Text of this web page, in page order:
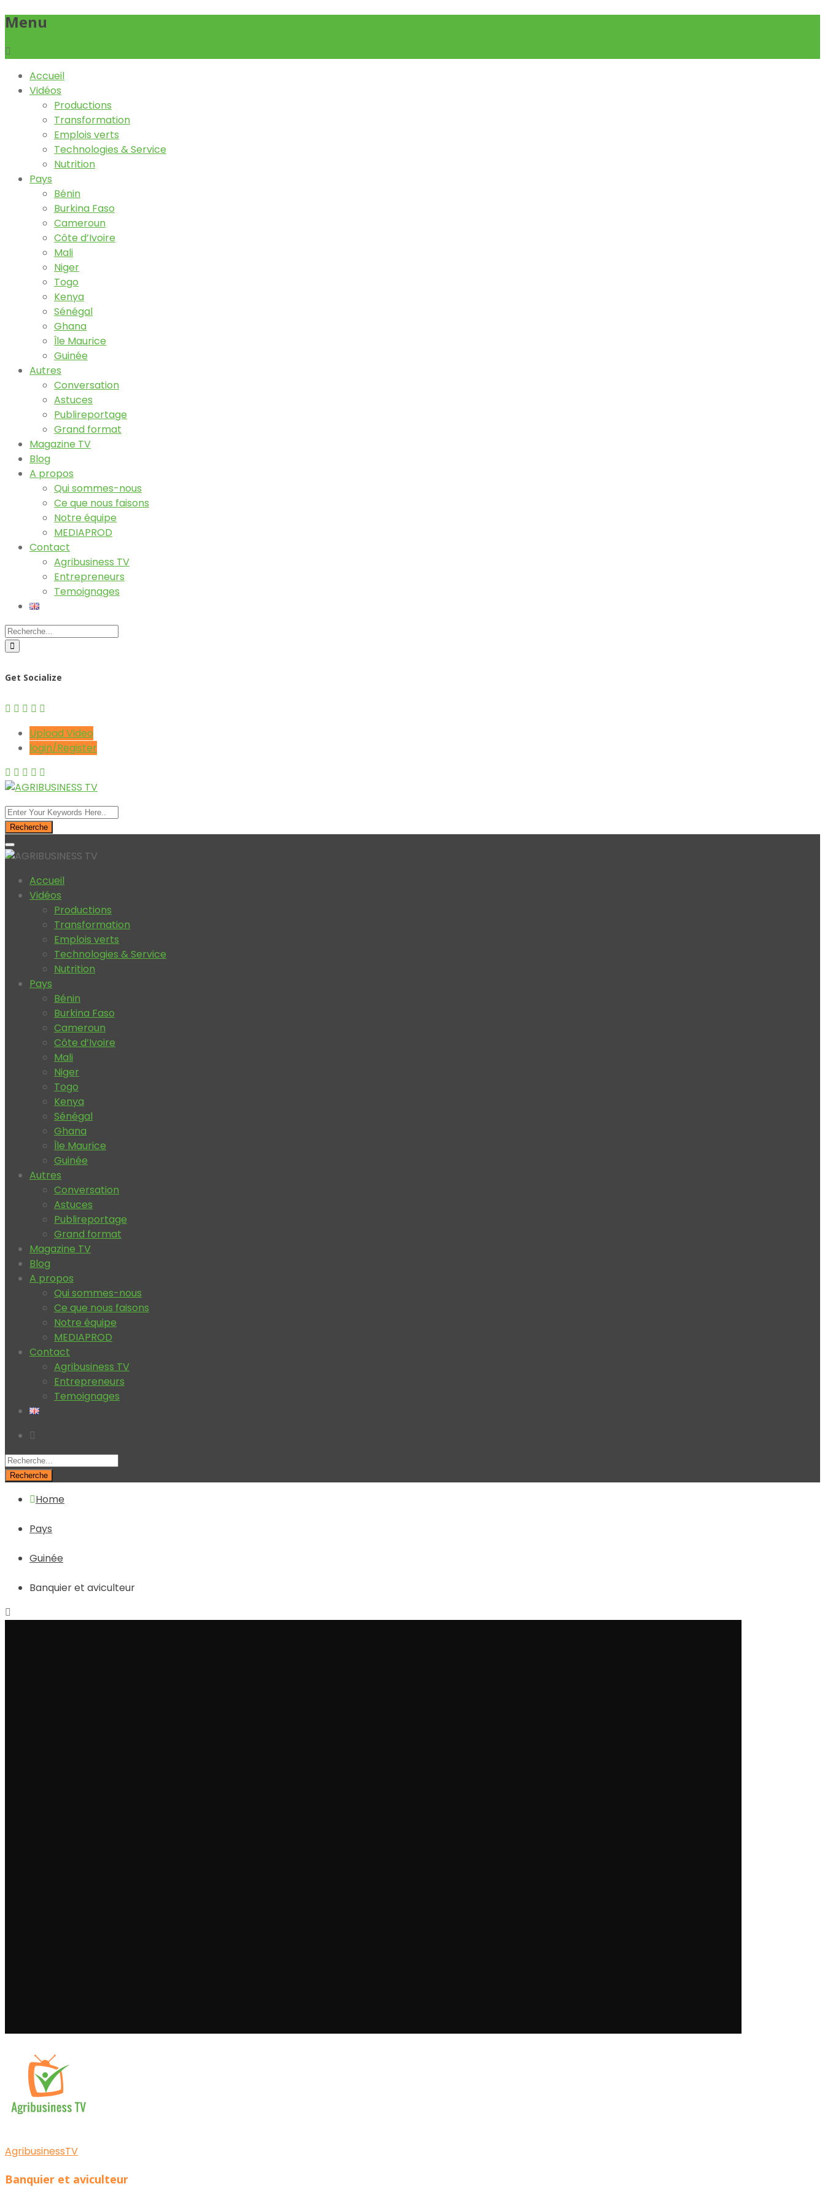
Menu
Accueil
Vidéos
Productions
Transformation
Emplois verts
Technologies & Service
Nutrition
Pays
Bénin
Burkina Faso
Cameroun
Côte d’Ivoire
Mali
Niger
Togo
Kenya
Sénégal
Ghana
Île Maurice
Guinée
Autres
Conversation
Astuces
Publireportage
Grand format
Magazine TV
Blog
A propos
Qui sommes-nous
Ce que nous faisons
Notre équipe
MEDIAPROD
Contact
Agribusiness TV
Entrepreneurs
Temoignages
Get Socialize
Upload Video
login/Register
Recherche
Accueil
Vidéos
Productions
Transformation
Emplois verts
Technologies & Service
Nutrition
Pays
Bénin
Burkina Faso
Cameroun
Côte d’Ivoire
Mali
Niger
Togo
Kenya
Sénégal
Ghana
Île Maurice
Guinée
Autres
Conversation
Astuces
Publireportage
Grand format
Magazine TV
Blog
A propos
Qui sommes-nous
Ce que nous faisons
Notre équipe
MEDIAPROD
Contact
Agribusiness TV
Entrepreneurs
Temoignages
Recherche
Home
Pays
Guinée
Banquier et aviculteur
AgribusinessTV
Banquier et aviculteur